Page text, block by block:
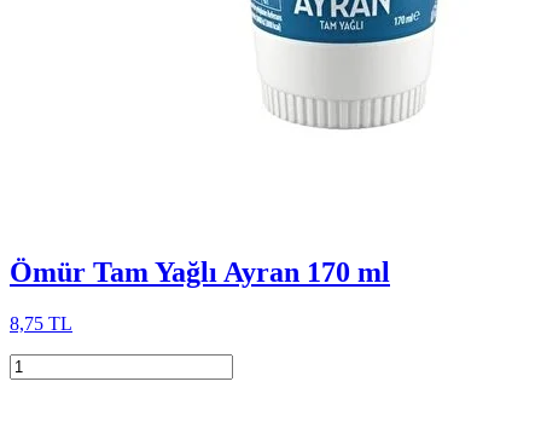
Ömür Tam Yağlı Ayran 170 ml
8,75 TL